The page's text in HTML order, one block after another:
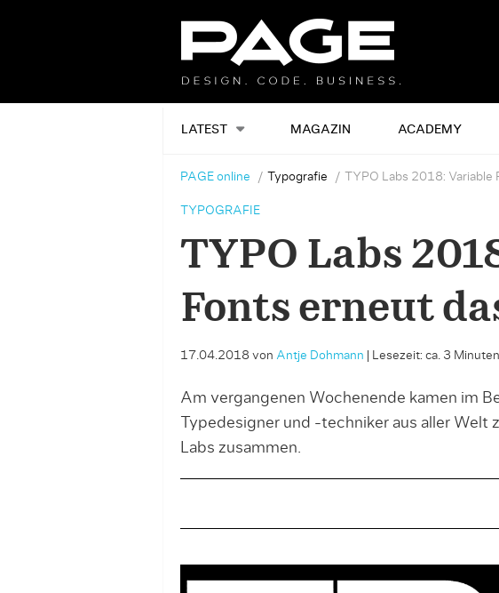
LATEST MAGAZIN ACADEMY
PAGE online Typografie TYPO Labs 2018:
TYPOGRAFIE
TYPO Labs
Fonts erneut
17.04.2018 von Antje Dohmann Lesezeit: ca. 3 Minuten
Am vergangenen Wochenende kamen im
Typedesigner und -techniker aus aller
Labs zusammen.